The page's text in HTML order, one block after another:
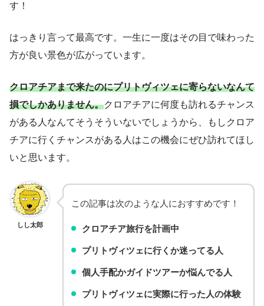
す！
はっきり言って最高です。一生に一度はその目で味わった
方が良い景色が広がっています。
クロアチアまで来たのにプリトヴィツェに寄らないなんて
損でしかありません。クロアチアに何度も訪れるチャンス
がある人なんてそうそういないでしょうから、もしクロア
チアに行くチャンスがある人はこの機会にぜひ訪れてほし
いと思います。
しし太郎
この記事は次のような人におすすめです！
クロアチア旅行を計画中
プリトヴィツェに行くか迷ってる人
個人手配かガイドツアーか悩んでる人
プリトヴィツェに実際に行った人の体験